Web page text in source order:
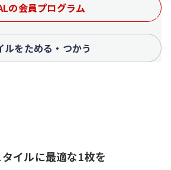
の会員プログラム
ルをためる・つかう
イルに最適な1枚を